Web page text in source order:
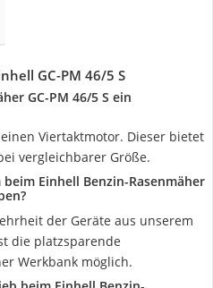
GC-PM 46/5 S
GC-PM 46/5 S ein
Viertaktmotor. Dieser bietet
vergleichbarer Größe.
Einhell Benzin-Rasenmäher
der Geräte aus unserem
die platzsparende
Werkbank möglich.